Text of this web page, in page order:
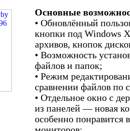
Основные
• Обновлённый
кнопки под Windows
архивов, кнопок
• Возможность
файлов и папок;
• Режим
сравнении файлов по
• Отдельное окно с
из панелей — новая
особенно понравится